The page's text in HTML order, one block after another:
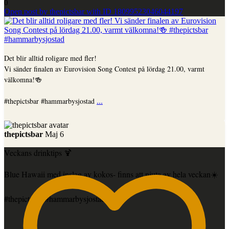
0
Open post by thepictsbar with ID 18099523046044197
Det blir alltid roligare med fler!
Vi sänder finalen av Eurovision Song Contest på lördag 21.00, varmt
välkomna!🍻
#thepictsbar #hammarbysjostad ...
thepictsbar Maj 6
Veckans drinktips 🍹
Blue Hawaii med inslag av kokos- finns att njuta av hela veckan☀️
#thepictsbar #hammarbysjostad